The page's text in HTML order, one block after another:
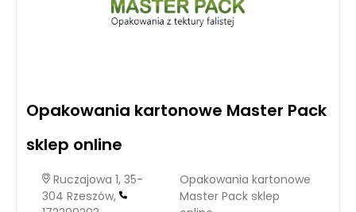
Opakowania kartonowe Master Pack
sklep online
Ruczajowa 1, 35-
304 Rzeszów,
Opakowania kartonowe
Master Pack sklep